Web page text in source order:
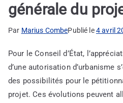
générale du
Par Marius CombePublié le4 avril
Pour le Conseil d’État,
d’une autorisation d’urbanisme
des possibilités pour le
projet. Ces évolutions peuvent